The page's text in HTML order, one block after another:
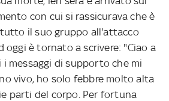
con cui si rassicurava che è
il suo gruppo all'attacco
oggi è tornato a scrivere: "Ciao a
messaggi di supporto che mi
vivo, ho solo febbre molto alta
parti del corpo. Per fortuna